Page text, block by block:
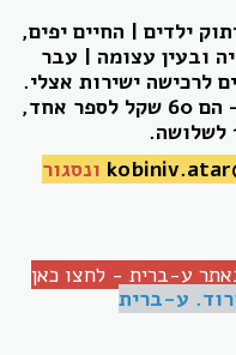
ילדים | החיים יפים,
ובעין עצומה | עבר
לרכישה ישירות אצלי.
המחירים – כולל משלוח בדואר – הם 60 שקל לספר אחד,
ונסגור
ע-ברית - לחצו כאן
ע-ברית